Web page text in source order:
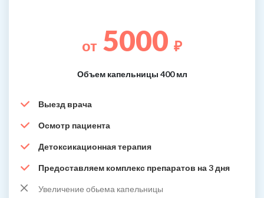
от 5000 ₽
Объем капельницы 400 мл
Выезд врача
Осмотр пациента
Детоксикационная терапия
Предоставляем комплекс препаратов на 3 дня
Увеличение обьема капельницы